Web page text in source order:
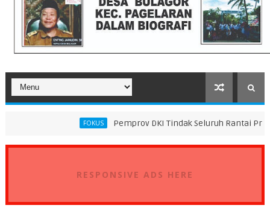
Pemprov DKI Tindak Seluruh Rantai Praktik
RESPONSIVE ADS HERE